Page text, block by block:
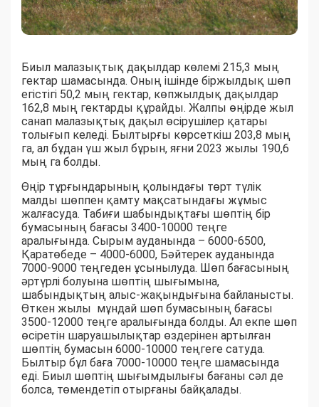
Биыл малазықтық дақылдар көлемі 215,3 мың
гектар шамасында. Оның ішінде біржылдық шөп
егістігі 50,2 мың гектар, көпжылдық дақылдар
162,8 мың гектарды құрайды. Жалпы өңірде жыл
санап малазықтық дақыл өсірушілер қатары
толығып келеді. Былтырғы көрсеткіш 203,8 мың
га, ал бұдан үш жыл бұрын, яғни 2023 жылы 190,6
мың га болды.
Өңір тұрғындарының қолындағы төрт түлік
малды шөппен қамту мақсатындағы жұмыс
жалғасуда. Табиғи шабындықтағы шөптің бір
бумасының бағасы 3400-10000 теңге
аралығында. Сырым ауданында – 6000-6500,
Қаратөбеде – 4000-6000, Бәйтерек ауданында
7000-9000 теңгеден ұсынылуда. Шөп бағасының
әртүрлі болуына шөптің шығымына,
шабындықтың алыс-жақындығына байланысты.
Өткен жылы мұндай шөп бумасының бағасы
3500-12000 теңге аралығында болды. Ал екпе шөп
өсіретін шаруашылықтар өздерінен артылған
шөптің бумасын 6000-10000 теңгеге сатуда.
Былтыр бұл баға 7000-10000 теңге шамасында
еді. Биыл шөптің шығымдылығы бағаны сәл де
болса, төмендетіп отырғаны байқалады.